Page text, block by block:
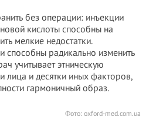
без операции: инъекции
кислоты способны на
мелкие недостатки.
способны радикально изменить
учитывает этническую
лица и десятки иных факторов,
гармоничный образ.
Фото: oxford-med.com.ua